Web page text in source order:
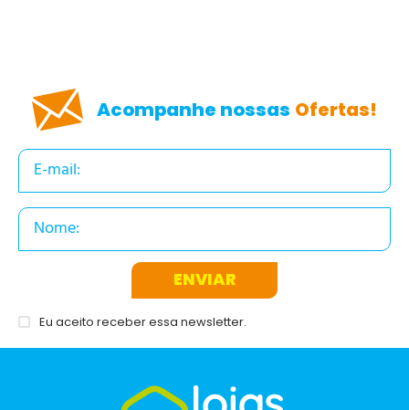
Acompanhe nossas Ofertas!
ENVIAR
Eu aceito receber essa newsletter.